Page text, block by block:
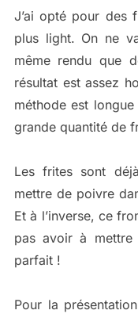
J’ai opté pour des
plus light. On ne
même rendu que
résultat est assez
méthode est
grande quantité de
Les frites sont
mettre de poivre
Et à l’inverse, ce
pas avoir à
parfait !
Pour la